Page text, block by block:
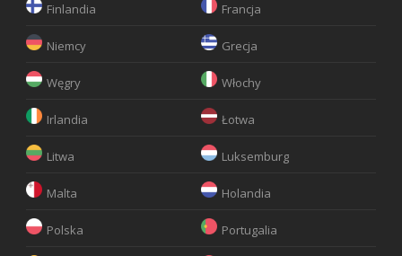
Finlandia Francja
Niemcy Grecja
Węgry Włochy
Irlandia Łotwa
Litwa Luksemburg
Malta Holandia
Polska Portugalia